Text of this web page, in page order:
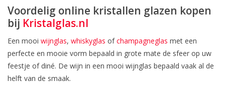
Voordelig online kristallen glazen kopen
bij Kristalglas.nl
Een mooi wijnglas, whiskyglas ofchampagneglas met een
perfecte en mooie vorm bepaald in grote mate de sfeer op uw
feestje of diné. De wijn in een mooi wijnglas bepaald vaak al de
helft van de smaak.